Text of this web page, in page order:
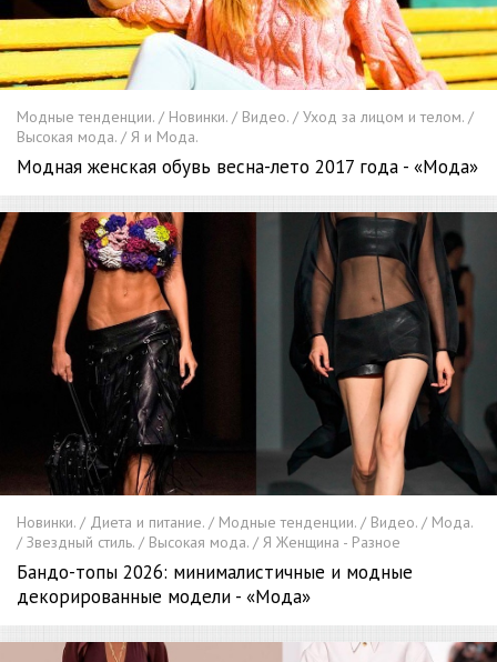
Модные тенденции. / Новинки. / Видео. / Уход за лицом и телом. /
Высокая мода. / Я и Мода.
Модная женская обувь весна-лето 2017 года - «Мода»
Новинки. / Диета и питание. / Модные тенденции. / Видео. / Мода.
/ Звездный стиль. / Высокая мода. / Я Женщина - Разное
Бандо-топы 2026: минималистичные и модные
декорированные модели - «Мода»